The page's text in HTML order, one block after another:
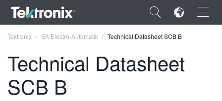
×
ENGLISH
Tektronix EA Elektro-Automatik Technical Datasheet SCB B
Technical Datasheet
SCB B